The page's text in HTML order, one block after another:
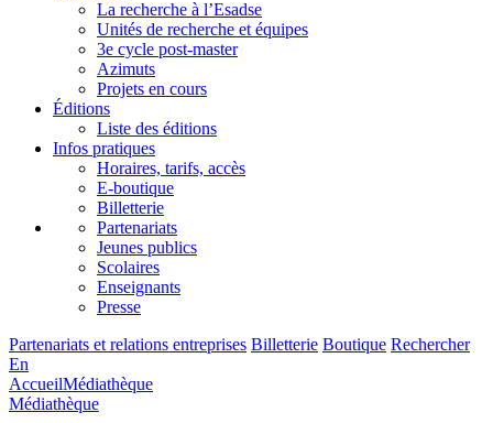
La recherche à l’Esadse
Unités de recherche et équipes
3e cycle post-master
Azimuts
Projets en cours
Éditions
Liste des éditions
Infos pratiques
Horaires, tarifs, accès
E-boutique
Billetterie
Partenariats
Jeunes publics
Scolaires
Enseignants
Presse
Partenariats et relations entreprises Billetterie Boutique Rechercher
En
AccueilMédiathèque
Médiathèque